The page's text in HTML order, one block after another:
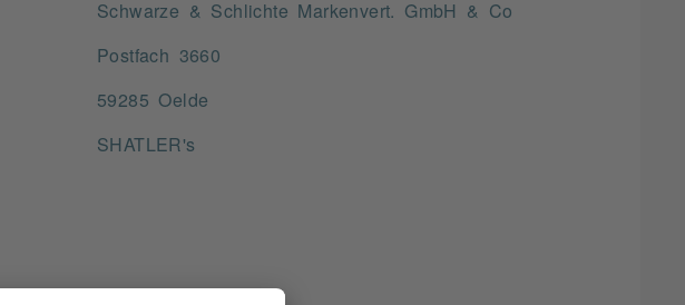
Schwarze & Schlichte Markenvert. GmbH & Co
Postfach 3660
59285 Oelde
SHATLER's